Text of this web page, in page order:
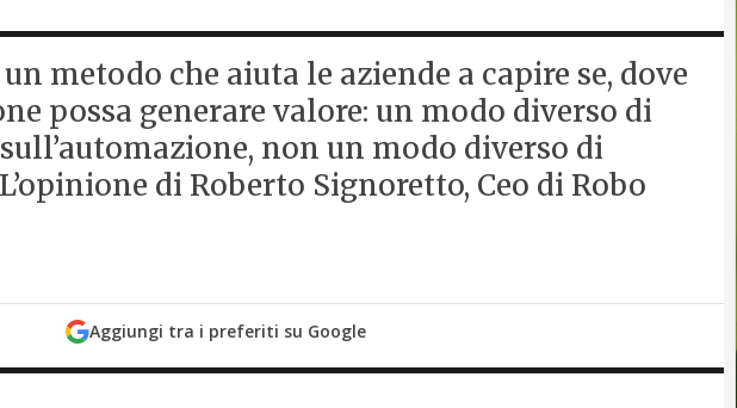
metodo che aiuta le aziende a capire se, dove
possa generare valore: un modo diverso di
non un modo diverso di
di Roberto Signoretto, Ceo di Robo
Aggiungi tra i preferiti su Google